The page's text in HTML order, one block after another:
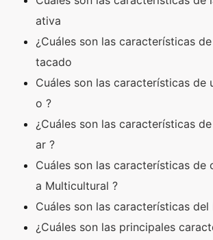
ativa
¿Cuáles son las características
tacado
Cuáles son las características de
o ?
¿Cuáles son las características
ar ?
Cuáles son las características de
a Multicultural ?
Cuáles son las características del
¿Cuáles son las principales